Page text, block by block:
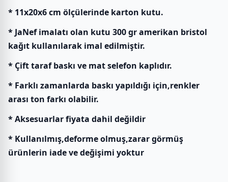
* 11x20x6 cm ölçülerinde karton kutu.
* JaNef imalatı olan kutu 300 gr amerikan bristol
kağıt kullanılarak imal edilmiştir.
* Çift taraf baskı ve mat selefon kaplıdır.
* Farklı zamanlarda baskı yapıldığı için,renkler
arası ton farkı olabilir.
* Aksesuarlar fiyata dahil değildir
* Kullanılmış,deforme olmuş,zarar görmüş
ürünlerin iade ve değişimi yoktur